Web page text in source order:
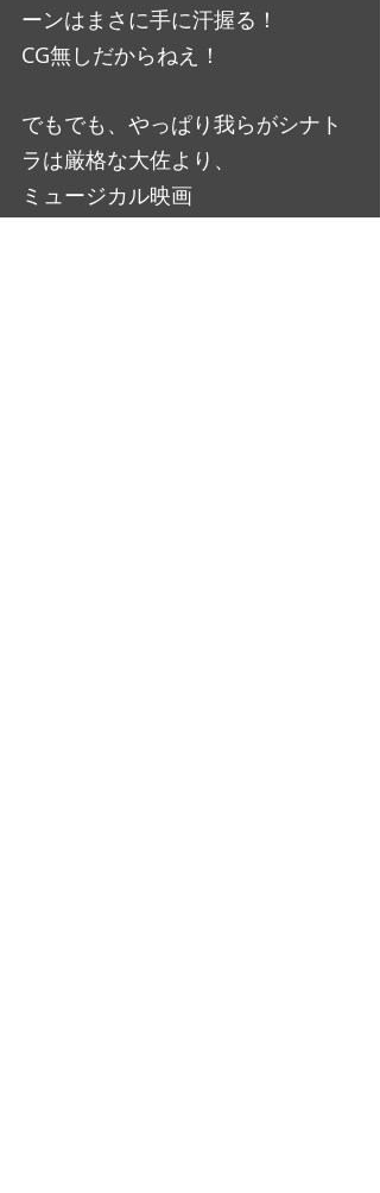
ーンはまさに手に汗握る！
CG無しだからねえ！
でもでも、やっぱり我らがシナト
ラは厳格な大佐より、
ミュージカル映画